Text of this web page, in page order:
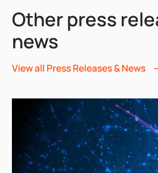
Other press
news
View all Press Releases & News